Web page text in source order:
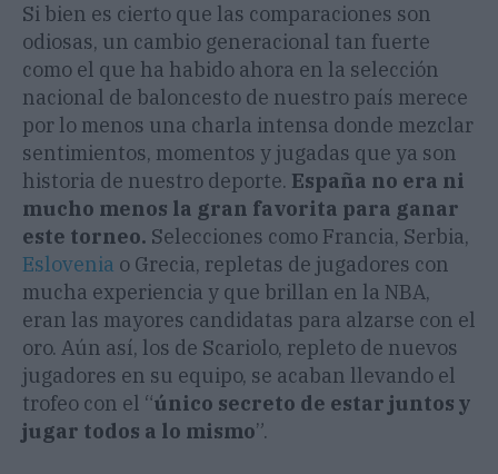
Si bien es cierto que las comparaciones son
odiosas, un cambio generacional tan fuerte
como el que ha habido ahora en la selección
nacional de baloncesto de nuestro país merece
por lo menos una charla intensa donde mezclar
sentimientos, momentos y jugadas que ya son
historia de nuestro deporte. España no era ni
mucho menos la gran favorita para ganar
este torneo. Selecciones como Francia, Serbia,
Eslovenia o Grecia, repletas de jugadores con
mucha experiencia y que brillan en la NBA,
eran las mayores candidatas para alzarse con el
oro. Aún así, los de Scariolo, repleto de nuevos
jugadores en su equipo, se acaban llevando el
trofeo con el “único secreto de estar juntos y
jugar todos a lo mismo”.